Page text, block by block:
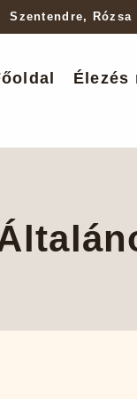
Szentendre, Rózsa
Élezés